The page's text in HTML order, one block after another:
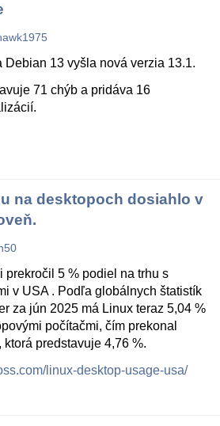
Debian 13 vyšla nová verzia 13.1.
71 chýb a pridáva 16
na desktopoch dosiahlo v
prekročil 5 % podiel na trhu s
v USA . Podľa globálnych štatistík
za jún 2025 má Linux teraz 5,04 %
počítačmi, čím prekonal
ktorá predstavuje 4,76 %.
linux-desktop-usage-usa/